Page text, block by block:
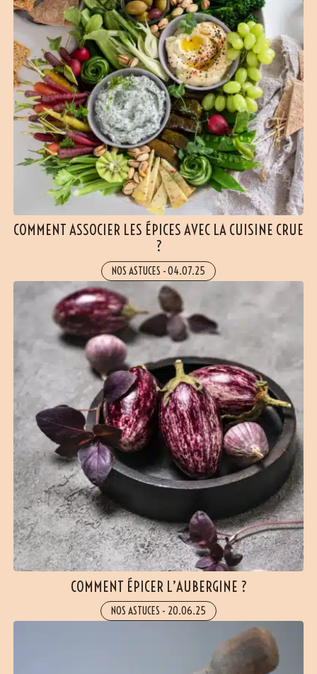
COMMENT ASSOCIER LES ÉPICES AVEC LA CUISINE CRUE
?
NOS ASTUCES -04.07.25
COMMENT ÉPICER L’AUBERGINE ?
NOS ASTUCES - 20.06.25